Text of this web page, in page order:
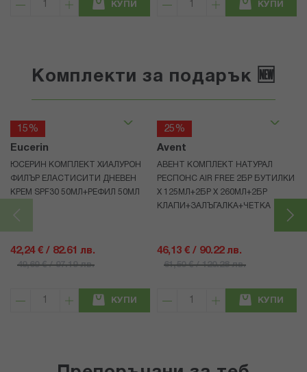
КУПИ КУПИ
Комплекти за подарък 🆕
15%
Eucerin
ЮСЕРИН КОМПЛЕКТ ХИАЛУРОН
ФИЛЪР ЕЛАСТИСИТИ ДНЕВЕН
КРЕМ SPF30 50МЛ+РЕФИЛ 50МЛ
42,24 € / 82.61 лв.
49,69 € / 97.19 лв.
КУПИ
25%
Avent
АВЕНТ КОМПЛЕКТ НАТУРАЛ
РЕСПОНС AIR FREE 2БР БУТИЛКИ
Х 125МЛ+2БР Х 260МЛ+2БР
КЛАПИ+ЗАЛЪГАЛКА+ЧЕТКА
46,13 € / 90.22 лв.
61,50 € / 120.28 лв.
КУПИ